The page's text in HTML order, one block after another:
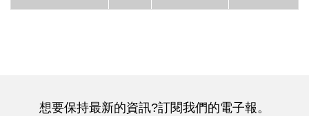
想要保持最新的資訊?訂閱我們的電子報。